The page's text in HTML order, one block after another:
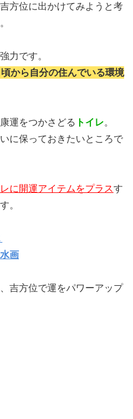
方位に出かけてみようと考
力です。
頃から自分の住んでいる環境
康運をつかさどる トイレ。
に保っておきたいところで
に開運アイテムをプラスす
。
画
吉方位で運をパワーアップ